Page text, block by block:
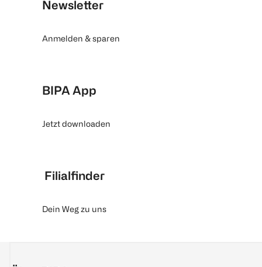
Newsletter
Anmelden & sparen
BIPA App
Jetzt downloaden
Filialfinder
Dein Weg zu uns